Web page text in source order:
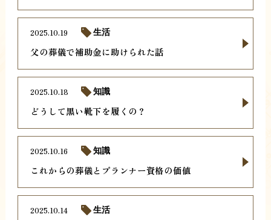
父の葬儀で補助金に助けられた話
2025.10.19 生活
どうして黒い靴下を履くの？
2025.10.18 知識
これからの葬儀とプランナー資格の価値
2025.10.16 知識
2025.10.14 生活